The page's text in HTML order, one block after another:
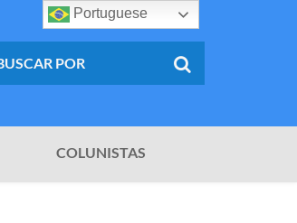
COLUNISTAS
Portuguese